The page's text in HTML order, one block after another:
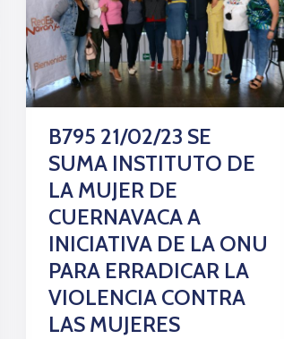
B795 21/02/23 SE
SUMA INSTITUTO DE
LA MUJER DE
CUERNAVACA A
INICIATIVA DE LA ONU
PARA ERRADICAR LA
VIOLENCIA CONTRA
LAS MUJERES